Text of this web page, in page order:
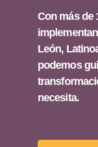
Con más de
León,
podemos
necesita.